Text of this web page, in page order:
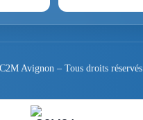
Avignon – Tous droits réservés